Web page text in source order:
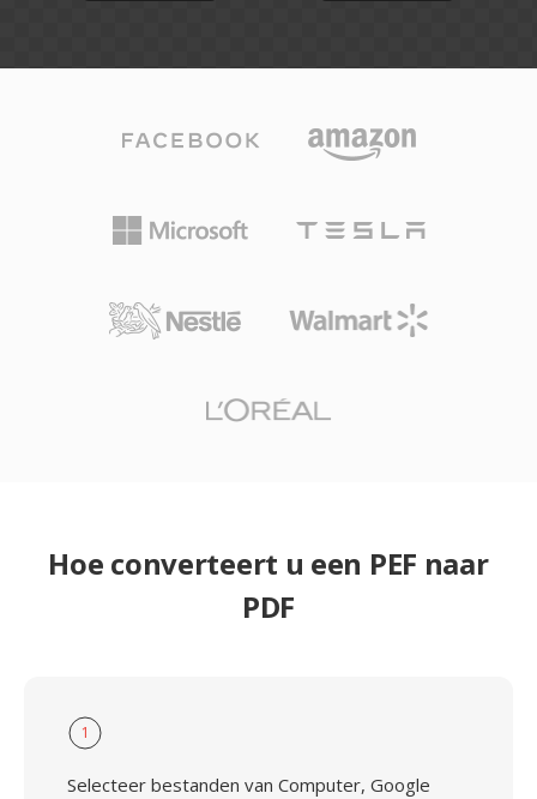
Hoe converteert u een PEF naar
PDF
1
Selecteer bestanden van Computer, Google